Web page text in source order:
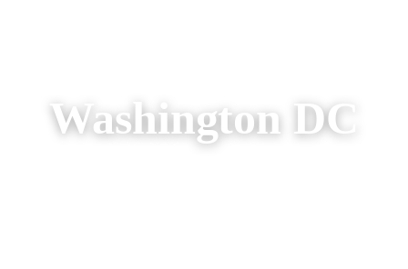
Washington DC